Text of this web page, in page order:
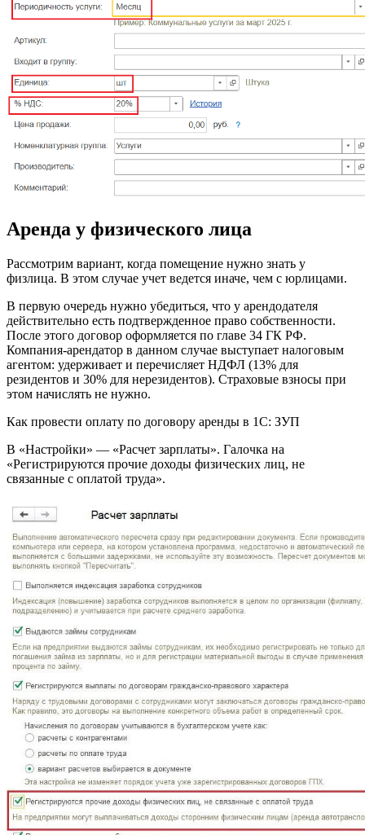
Аренда у физического лица
Рассмотрим вариант, когда помещение нужно знать у
физлица. В этом случае учет ведется иначе, чем с юрлицами.
В первую очередь нужно убедиться, что у арендодателя
действительно есть подтвержденное право собственности.
После этого договор оформляется по главе 34 ГК РФ.
Компания-арендатор в данном случае выступает налоговым
агентом: удерживает и перечисляет НДФЛ (13% для
резидентов и 30% для нерезидентов). Страховые взносы при
этом начислять не нужно.
Как провести оплату по договору аренды в 1С: ЗУП
В «Настройки» — «Расчет зарплаты». Галочка на
«Регистрируются прочие доходы физических лиц, не
связанные с оплатой труда».